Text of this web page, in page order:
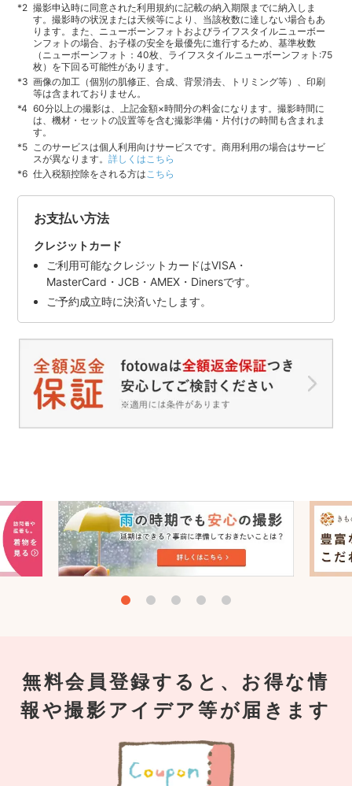
撮影申込時に同意された利用規約に記載の納入期限までに納入しま
す。撮影時の状況または天候等により、当該枚数に達しない場合もあ
ります。また、ニューボーンフォトおよびライフスタイルニューボー
ンフォトの場合、お子様の安全を最優先に進行するため、基準枚数
（ニューボーンフォト：40枚、ライフスタイルニューボーンフォト:75
枚）を下回る可能性があります。
画像の加工（個別の肌修正、合成、背景消去、トリミング等）、印刷
等は含まれておりません。
60分以上の撮影は、上記金額×時間分の料金になります。撮影時間に
は、機材・セットの設置等を含む撮影準備・片付けの時間も含まれま
す。
このサービスは個人利用向けサービスです。商用利用の場合はサービ
スが異なります。詳しくはこちら
仕入税額控除をされる方はこちら
お支払い方法
クレジットカード
ご利用可能なクレジットカードはVISA・
MasterCard・JCB・AMEX・Dinersです。
ご予約成立時に決済いたします。
無料会員登録すると、お得な情
報や撮影アイデア等が届きます